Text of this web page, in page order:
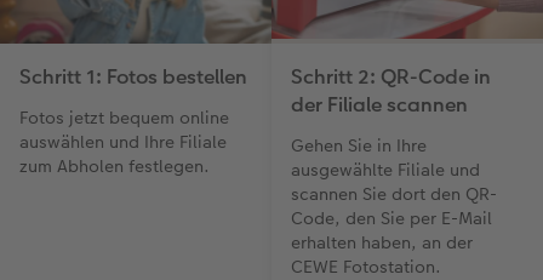
Schritt 1: Fotos bestellen
Fotos jetzt bequem online
auswählen und Ihre Filiale
zum Abholen festlegen.
Schritt 2: QR-Code in
der Filiale scannen
Gehen Sie in Ihre
ausgewählte Filiale und
scannen Sie dort den QR-
Code, den Sie per E-Mail
erhalten haben, an der
CEWE Fotostation.